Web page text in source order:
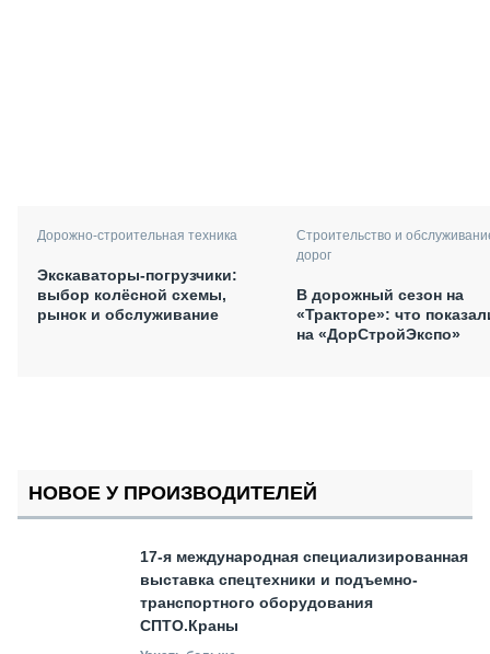
Дорожно-строительная техника
Экскаваторы-погрузчики:
выбор колёсной схемы,
рынок и обслуживание
Строительство и
дорог
В дорожный сезон на
«Тракторе»: что
на «ДорСтройЭкспо»
НОВОЕ У ПРОИЗВОДИТЕЛЕЙ
17-я международная специализированная
выставка спецтехники и подъемно-
транспортного оборудования
СПТО.Краны